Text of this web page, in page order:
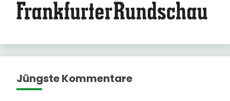
Jüngste Kommentare